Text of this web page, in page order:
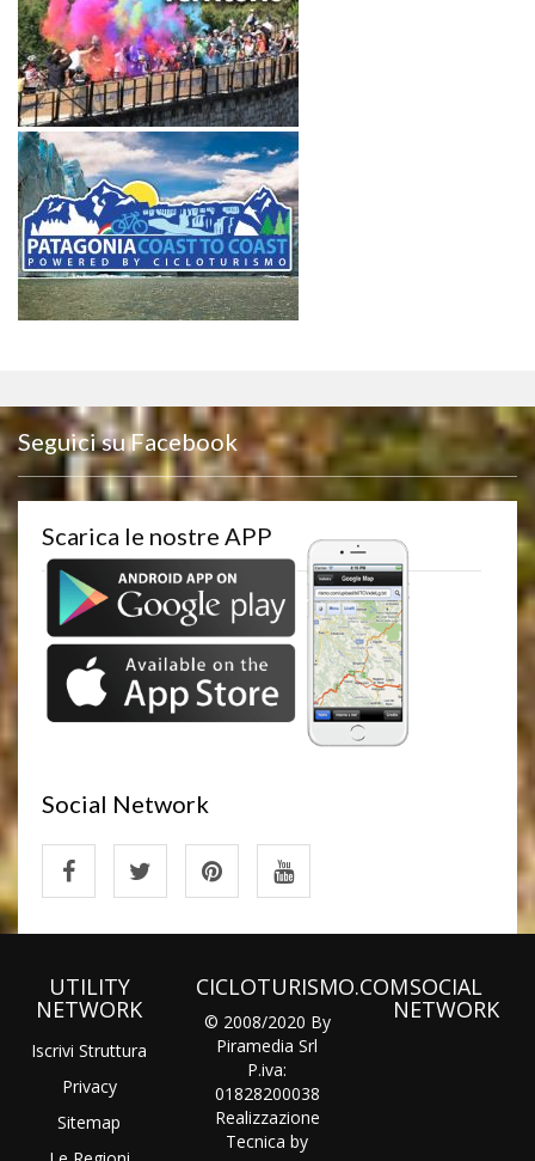
Seguici su Facebook
Scarica le nostre APP
Social Network
UTILITY
NETWORK
Iscrivi Struttura
Privacy
Sitemap
CICLOTURISMO.COM
© 2008/2020 By
Piramedia Srl
P.iva:
01828200038
Realizzazione
Tecnica by
SOCIAL
NETWORK